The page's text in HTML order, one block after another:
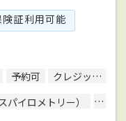
証利用可能
予約可
クレジットカード対応
パイロメトリー） 細菌